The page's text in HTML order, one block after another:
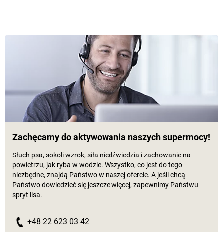
Zachęcamy do aktywowania naszych supermocy!
Słuch psa, sokoli wzrok, siła niedźwiedzia i zachowanie na
powietrzu, jak ryba w wodzie. Wszystko, co jest do tego
niezbędne, znajdą Państwo w naszej ofercie. A jeśli chcą
Państwo dowiedzieć się jeszcze więcej, zapewnimy Państwu
spryt lisa.
+48 22 623 03 42